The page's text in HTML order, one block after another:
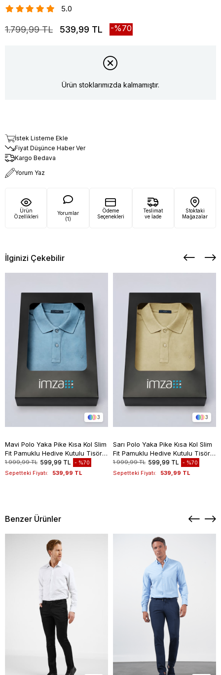
5.0
1.799,99 TL 539,99 TL 70
Ürün stoklarımızda kalmamıştır.
İstek Listeme Ekle
Fiyat Düşünce Haber Ver
Kargo Bedava
Yorum Yaz
Ürün
Özellikleri
Yorumlar
(1)
Ödeme
Seçenekleri
Teslimat
ve İade
Stoktaki
Mağazalar
İlginizi Çekebilir
3
Mavi Polo Yaka Pike Kısa Kol Slim
Fit Pamuklu Hediye Kutulu Tişört
1011260169
1.999,99 TL 599,99 TL %70
Sepetteki Fiyatı: 539,99 TL
3
Sarı Polo Yaka Pike Kısa Kol Slim
Fit Pamuklu Hediye Kutulu Tişört
1011260169
1.999,99 TL 599,99 TL %70
Sepetteki Fiyatı: 539,99 TL
Benzer Ürünler